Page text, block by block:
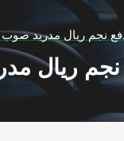
نجم ريال مدريد
نجم ريال